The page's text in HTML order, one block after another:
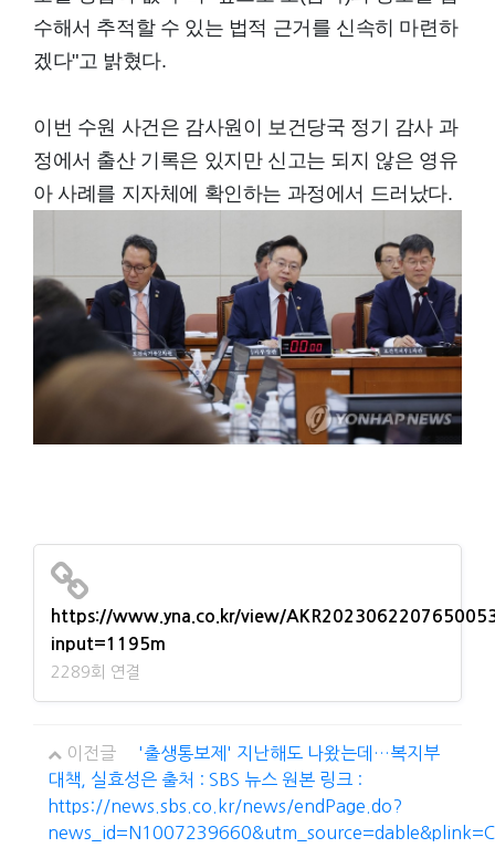
수해서 추적할 수 있는 법적 근거를 신속히 마련하
겠다"고 밝혔다.
이번 수원 사건은 감사원이 보건당국 정기 감사 과
정에서 출산 기록은 있지만 신고는 되지 않은 영유
아 사례를 지자체에 확인하는 과정에서 드러났다.
https://www.yna.co.kr/view/
input=1195m
2289회 연결
이전글
'출생통보제' 지난해도 나왔는데…복지부
대책, 실효성은 출처 : SBS 뉴스 원본 링크 :
https://news.sbs.co.kr/news/endPage.do?